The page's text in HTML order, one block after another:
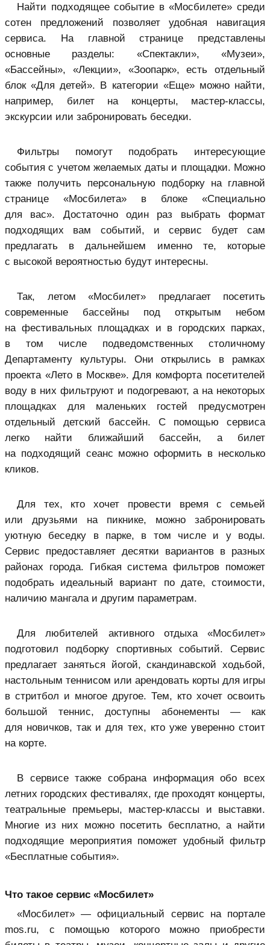
Найти подходящее событие в «Мосбилете» среди
сотен предложений позволяет удобная навигация
сервиса. На главной странице представлены
основные разделы: «Спектакли», «Музеи»,
«Бассейны», «Лекции», «Зоопарк», есть отдельный
блок «Для детей». В категории «Еще» можно найти,
например, билет на концерты, мастер-классы,
экскурсии или забронировать беседки.
Фильтры помогут подобрать интересующие
события с учетом желаемых даты и площадки. Можно
также получить персональную подборку на главной
странице «Мосбилета» в блоке «Специально
для вас». Достаточно один раз выбрать формат
подходящих вам событий, и сервис будет сам
предлагать в дальнейшем именно те, которые
с высокой вероятностью будут интересны.
Так, летом «Мосбилет» предлагает посетить
современные бассейны под открытым небом
на фестивальных площадках и в городских парках,
в том числе подведомственных столичному
Департаменту культуры. Они открылись в рамках
проекта «Лето в Москве». Для комфорта посетителей
воду в них фильтруют и подогревают, а на некоторых
площадках для маленьких гостей предусмотрен
отдельный детский бассейн. С помощью сервиса
легко найти ближайший бассейн, а билет
на подходящий сеанс можно оформить в несколько
кликов.
Для тех, кто хочет провести время с семьей
или друзьями на пикнике, можно забронировать
уютную беседку в парке, в том числе и у воды.
Сервис предоставляет десятки вариантов в разных
районах города. Гибкая система фильтров поможет
подобрать идеальный вариант по дате, стоимости,
наличию мангала и другим параметрам.
Для любителей активного отдыха «Мосбилет»
подготовил подборку спортивных событий. Сервис
предлагает заняться йогой, скандинавской ходьбой,
настольным теннисом или арендовать корты для игры
в стритбол и многое другое. Тем, кто хочет освоить
большой теннис, доступны абонементы — как
для новичков, так и для тех, кто уже уверенно стоит
на корте.
В сервисе также собрана информация обо всех
летних городских фестивалях, где проходят концерты,
театральные премьеры, мастер-классы и выставки.
Многие из них можно посетить бесплатно, а найти
подходящие мероприятия поможет удобный фильтр
«Бесплатные события».
Что такое сервис «Мосбилет»
«Мосбилет» — официальный сервис на портале
mos.ru, с помощью которого можно приобрести